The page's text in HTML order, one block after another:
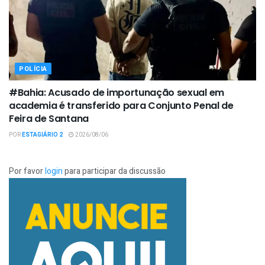
POLÍCIA
#Bahia: Acusado de importunação sexual em
academia é transferido para Conjunto Penal de
Feira de Santana
PORESTAGIÁRIO 2 2026/08/06
Por favorloginpara participar da discussão